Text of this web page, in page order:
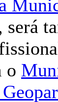
será
o